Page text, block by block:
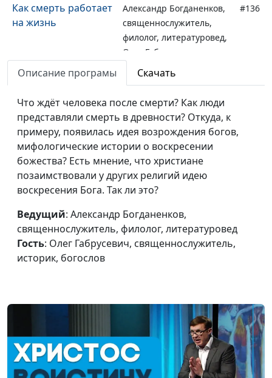
Как смерть работает
на жизнь
Александр Богданенков,
священнослужитель,
филолог, литературовед,
Олег Габрусевич,
#136
Противоречия в
Библии: тексты с
преткновением
Александр Богданенков,
священнослужитель,
филолог, литературовед,
Олег Габрусевич,
священнослужитель,
историк, богослов
рукопись Нового
Завета
священнослужитель,
филолог, литературовед,
Олег Габрусевич,
Можно ли
уничтожить
священнослужитель,
филолог, литературовед,
Олег Габрусевич,
священнослужитель,
историк, богослов
Описание програмы Скачать
Что ждёт человека после смерти? Как люди
представляли смерть в древности? Откуда, к
примеру, появилась идея возрождения богов,
мифологические истории о воскресении
божества? Есть мнение, что христиане
позаимствовали у других религий идею
воскресения Бога. Так ли это?
Ведущий: Александр Богданенков,
священнослужитель, филолог, литературовед
Гость: Олег Габрусевич, священнослужитель,
историк, богослов